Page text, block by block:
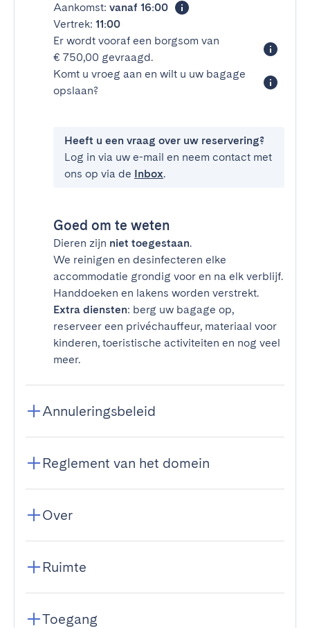
Aankomst: vanaf 16:00
Vertrek: 11:00
Er wordt vooraf een borgsom van
€ 750,00 gevraagd.
Komt u vroeg aan en wilt u uw bagage
opslaan?
Heeft u een vraag over uw reservering?
Log in via uw e-mail en neem contact met
ons op via de Inbox.
Goed om te weten
Dieren zijn niet toegestaan.
We reinigen en desinfecteren elke
accommodatie grondig voor en na elk verblijf.
Handdoeken en lakens worden verstrekt.
Extra diensten: berg uw bagage op,
reserveer een privéchauffeur, materiaal voor
kinderen, toeristische activiteiten en nog veel
meer.
Annuleringsbeleid
Reglement van het domein
Over
Ruimte
Toegang